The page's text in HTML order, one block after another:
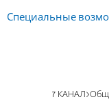
Специальные
7 КАНАЛ